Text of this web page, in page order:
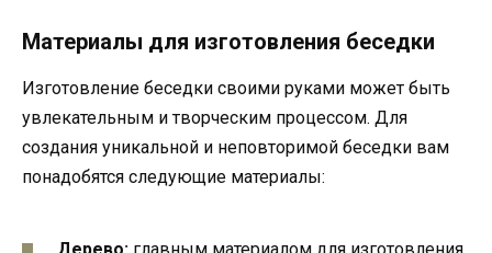
Материалы для изготовления беседки
Изготовление беседки своими руками может быть
увлекательным и творческим процессом. Для
создания уникальной и неповторимой беседки вам
понадобятся следующие материалы:
Дерево: главным материалом для изготовления